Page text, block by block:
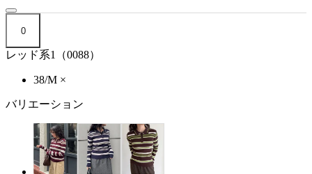
0
レッド系1（0088）
38/M ×
バリエーション